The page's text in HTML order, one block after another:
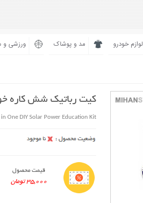
لوازم خودرو مد و پوشاک ورزشی و
کیت رباتیک شش کاره
in One DIY Solar Power Education Kit
قیمت محصول
35,000 تومان